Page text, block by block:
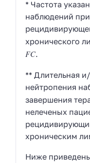
* Частота
наблюдений
хронического
FC.
** Длительная
нейтропения
завершения
нелеченых
хроническим
Ниже